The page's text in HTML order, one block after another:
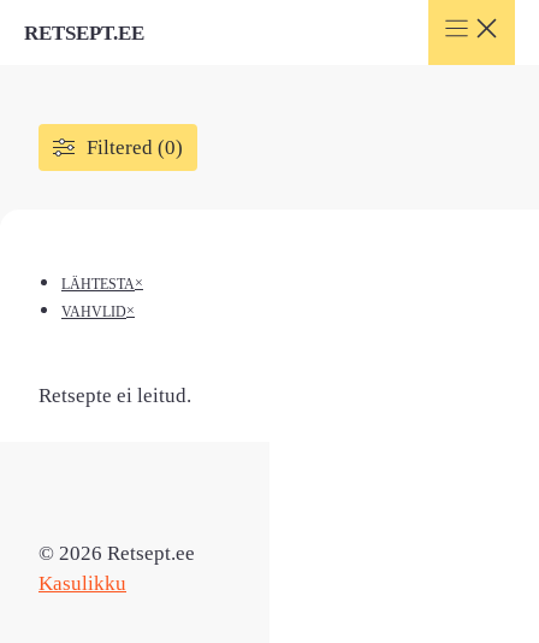
RETSEPT.EE
Filtered (0)
LÄHTESTA×
VAHVLID×
Retsepte ei leitud.
© 2026 Retsept.ee
Kasulikku